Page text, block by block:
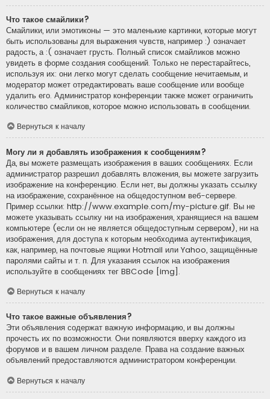
Что такое смайлики?
Смайлики, или эмотиконы — это маленькие картинки, которые могут
быть использованы для выражения чувств, например :) означает
радость, а :( означает грусть. Полный список смайликов можно
увидеть в форме создания сообщений. Только не перестарайтесь,
используя их: они легко могут сделать сообщение нечитаемым, и
модератор может отредактировать ваше сообщение или вообще
удалить его. Администратор конференции также может ограничить
количество смайликов, которое можно использовать в сообщении.
Вернуться к началу
Могу ли я добавлять изображения к сообщениям?
Да, вы можете размещать изображения в ваших сообщениях. Если
администратор разрешил добавлять вложения, вы можете загрузить
изображение на конференцию. Если нет, вы должны указать ссылку
на изображение, сохранённое на общедоступном веб-сервере.
Пример ссылки: http://www.example.com/my-picture.gif. Вы не
можете указывать ссылку ни на изображения, хранящиеся на вашем
компьютере (если он не является общедоступным сервером), ни на
изображения, для доступа к которым необходима аутентификация,
как, например, на почтовые ящики Hotmail или Yahoo, защищённые
паролями сайты и т. п. Для указания ссылок на изображения
используйте в сообщениях тег BBCode [img].
Вернуться к началу
Что такое важные объявления?
Эти объявления содержат важную информацию, и вы должны
прочесть их по возможности. Они появляются вверху каждого из
форумов и в вашем личном разделе. Права на создание важных
объявлений предоставляются администратором конференции.
Вернуться к началу